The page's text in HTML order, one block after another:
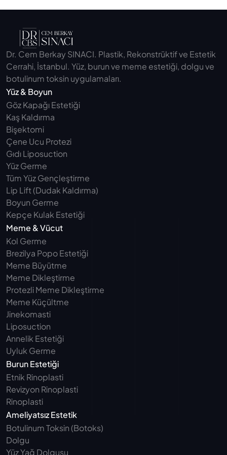
Dr. Cem Berkay SINACI. Plastik, Rekonstrüktif ve Estetik
Cerrahi, İstanbul. Yüz, burun ve meme estetiği, dolgu ve
botulinum toksin uygulamaları.
Yüz & Boyun
Göz Kapağı Estetiği
Kaş Kaldırma
Bişektomi
Çene Ucu Protezi
Gıdı Liposuction
Yüz Germe
Tüm Yüz Gençleştirme
Lip Lift (Dudak Kaldırma)
Boyun Germe
Kepçe Kulak Estetiği
Meme & Vücut
Kol Germe
Brezilya Popo Estetiği
Meme Büyütme
Meme Dikleştirme
Protezli Meme Dikleştirme
Meme Küçültme
Jinekomasti
Liposuction
Annelik Estetiği
Uyluk Germe
Burun Estetiği
Etnik Rinoplasti
Revizyon Rinoplasti
Rinoplasti
Ameliyatsız Estetik
Botulinum Toksin (Botoks)
Dolgu
Yüz Yağ Dolgusu